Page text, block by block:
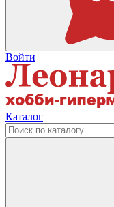
Войти
Каталог